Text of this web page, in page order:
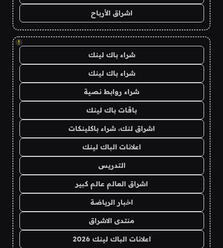
اشراق الأرباح
!
شراء باك لينك
شراء باك لينك
شراء روابط نصية
باقات باك لينك
اشراق لنك، شراء باكلينكات
اعلانات الباك لينك
التدريس
اشراق العالم عالم كبير
اخبار الرياضة
منتدى الاشراق
اعلانات الباك لينك 2026